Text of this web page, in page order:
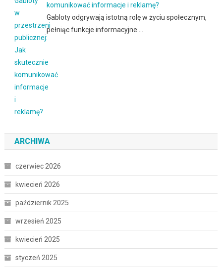
komunikować informacje i reklamę?
Gabloty odgrywają istotną rolę w życiu społecznym,
pełniąc funkcje informacyjne …
ARCHIWA
czerwiec 2026
kwiecień 2026
październik 2025
wrzesień 2025
kwiecień 2025
styczeń 2025